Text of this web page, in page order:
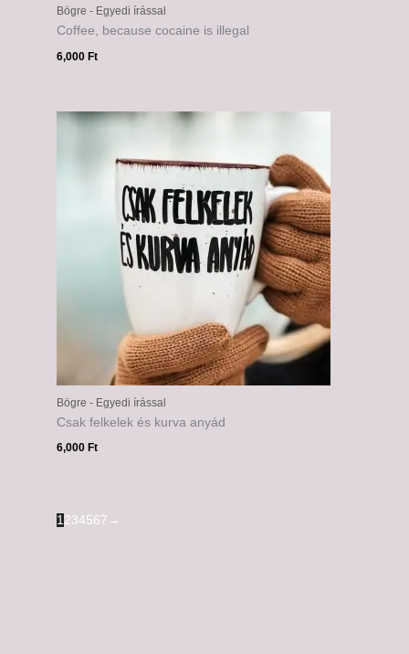
Bögre - Egyedi írással
Coffee, because cocaine is illegal
6,000Ft
Bögre - Egyedi írással
Csak felkelek és kurva anyád
6,000 Ft
1234567 →